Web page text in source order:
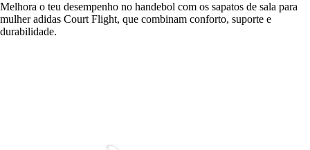
Melhora o teu desempenho no handebol com os sapatos de sala para
mulher adidas Court Flight, que combinam conforto, suporte e
durabilidade.